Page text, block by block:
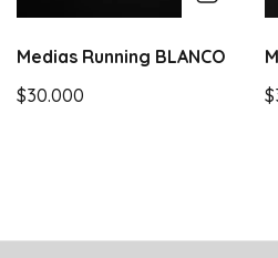
Medias Running BLANCO
$30.000